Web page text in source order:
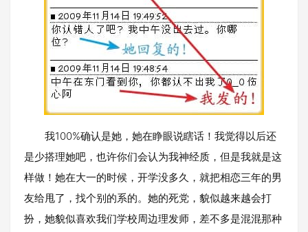
我100%确认是她，她在睁眼说瞎话！我觉得以后还
是少搭理她吧，也许你们会认为我神经质，但是我就是这
样做！她在大一的时候，开学没多久，就把相恋三年的男
友给甩了，找个别的系的。她的死党，貌似越来越会打
扮，她貌似喜欢我们学校周边理发师，差不多是混混那种